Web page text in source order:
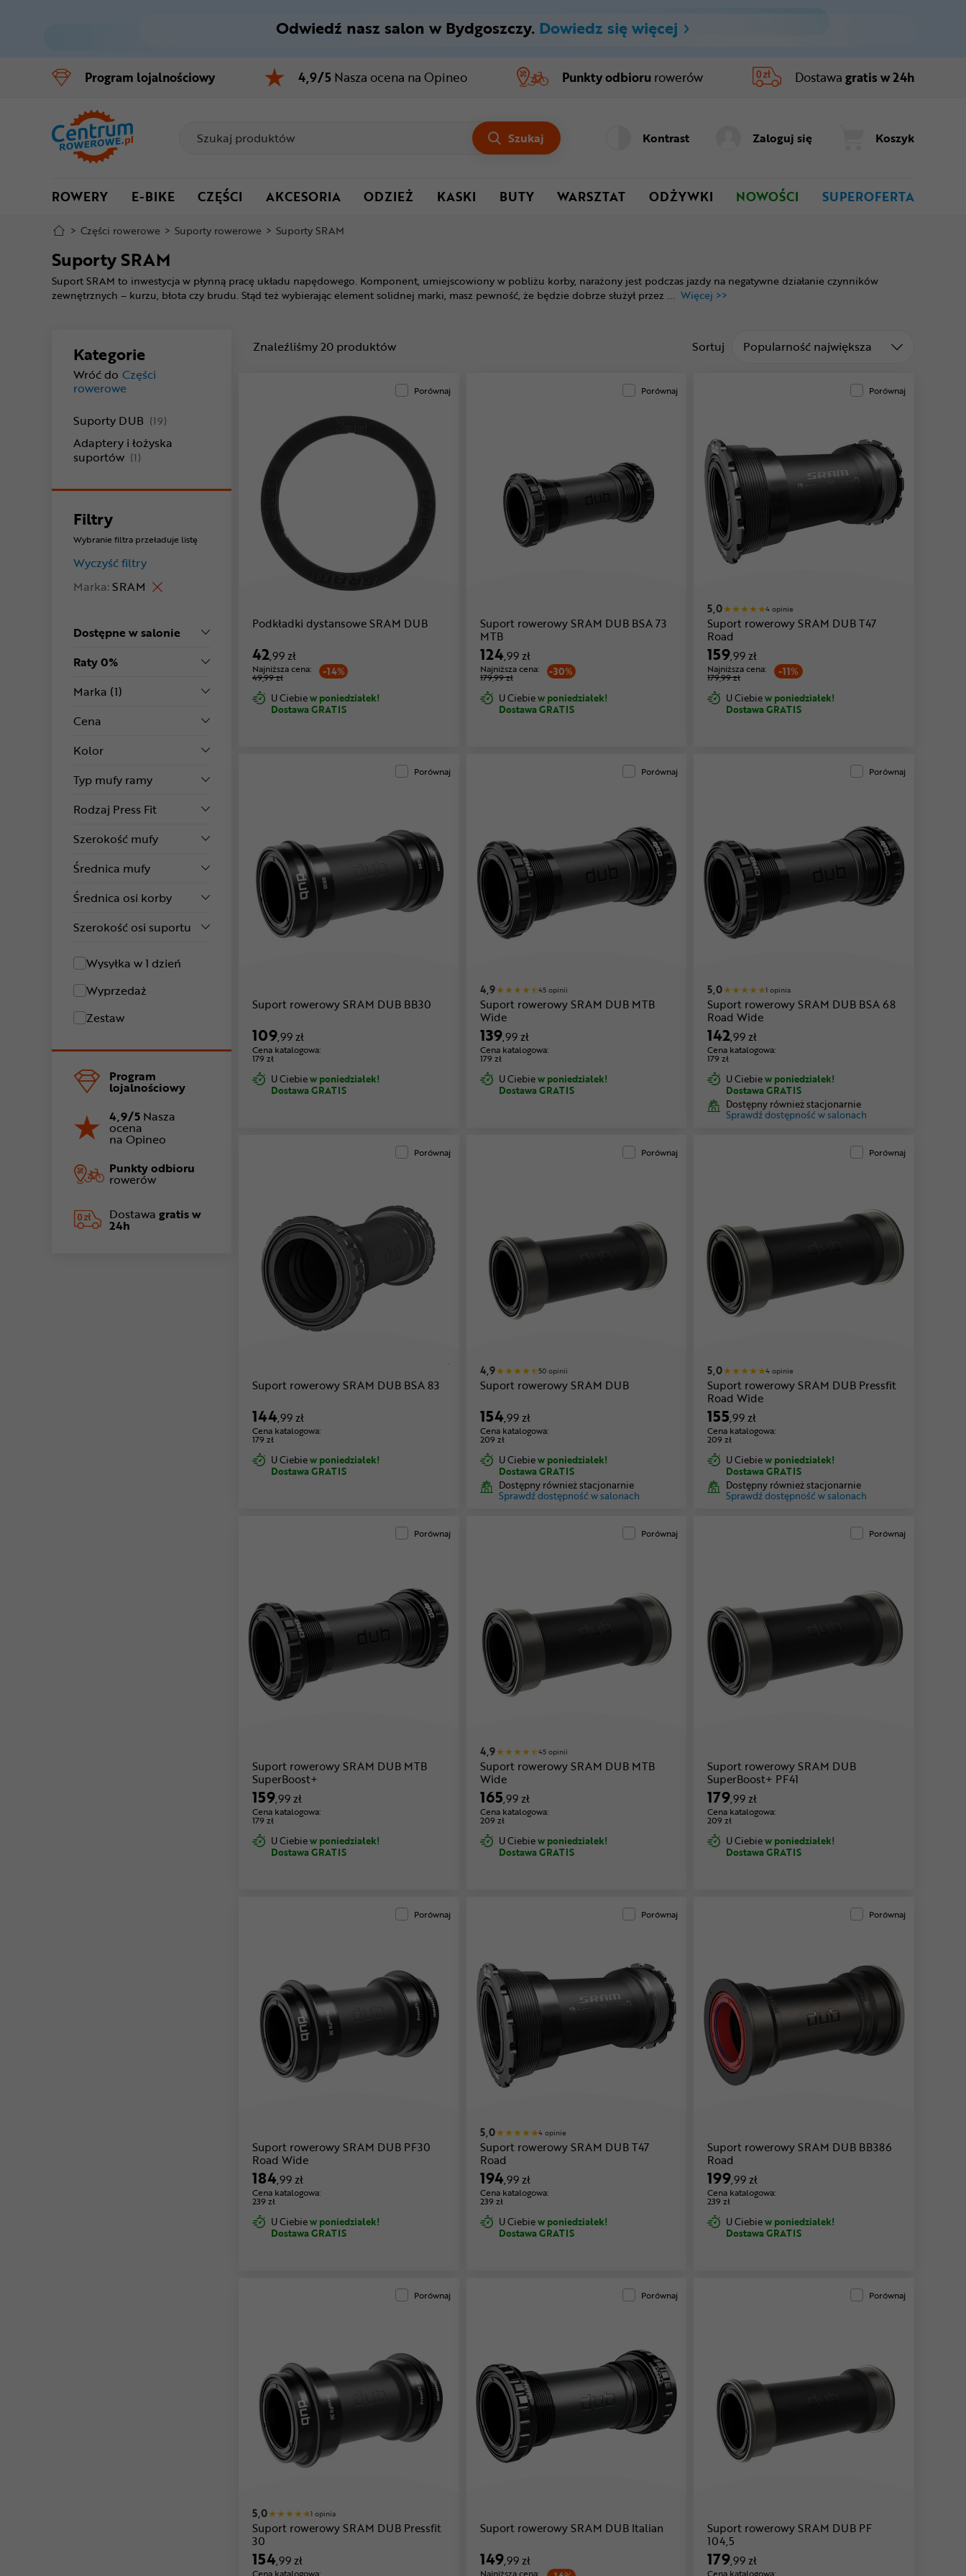
Menu główne
Filtry
Stopka
Odwiedź nasz salon w Bydgoszczy. Dowiedz się więcej
Program lojalnościowy 4,9/5 Nasza ocena na Opineo Punkty odbioru rowerów Dostawa gratis w 24h
Szukaj Kontrast Zaloguj się Koszyk
ROWERY E-BIKE CZĘŚCI AKCESORIA ODZIEŻ KASKI BUTY WARSZTAT ODŻYWKI NOWOŚCI SUPEROFERTA
> Części rowerowe > Suporty rowerowe > Suporty SRAM
Suporty SRAM
Suport SRAM to inwestycja w płynną pracę układu napędowego. Komponent, umiejscowiony w pobliżu korby, narażony jest podczas jazdy na negatywne działanie czynników
zewnętrznych – kurzu, błota czy brudu. Stąd też wybierając element solidnej marki, masz pewność, że będzie dobrze służył przez ... Więcej >>
Kategorie
Wróć do Części
rowerowe
Suporty DUB (19)
Adaptery i łożyska
suportów (1)
Filtry
Wybranie filtra przeładuje listę
Wyczyść filtry
Marka: SRAM
Dostępne w salonie
Raty 0%
Marka (1)
Cena
Kolor
Typ mufy ramy
Rodzaj Press Fit
Szerokość mufy
Średnica mufy
Średnica osi korby
Szerokość osi suportu
Wysyłka w 1 dzień
Wyprzedaż
Zestaw
Program
lojalnościowy
4,9/5 Nasza
ocena
na Opineo
Punkty odbioru
rowerów
Dostawa gratis w
24h
Znaleźliśmy20 produktów Sortuj Sortuj od
Popularność największa
Porównaj
Podkładki dystansowe SRAM DUB
42,99 zł
-14%
Najniższa cena:
49,99 zł
U Ciebiew poniedziałek!
Dostawa GRATIS
Porównaj
Suport rowerowy SRAM DUB BSA 73
MTB
124,99 zł
-30%
Najniższa cena:
179,99 zł
U Ciebiew poniedziałek!
Dostawa GRATIS
Porównaj
5,0 4 opinie
Suport rowerowy SRAM DUB T47
Road
159,99 zł
-11%
Najniższa cena:
179,99 zł
U Ciebiew poniedziałek!
Dostawa GRATIS
Porównaj
Suport rowerowy SRAM DUB BB30
109,99 zł
Cena katalogowa:
179 zł
U Ciebiew poniedziałek!
Dostawa GRATIS
Porównaj
4,9 45 opinii
Suport rowerowy SRAM DUB MTB
Wide
139,99 zł
Cena katalogowa:
179 zł
U Ciebiew poniedziałek!
Dostawa GRATIS
Porównaj
5,0 1 opinia
Suport rowerowy SRAM DUB BSA 68
Road Wide
142,99 zł
Cena katalogowa:
179 zł
U Ciebiew poniedziałek!
Dostawa GRATIS
Dostępny również stacjonarnie
Sprawdź dostępność w salonach
Porównaj
Suport rowerowy SRAM DUB BSA 83
144,99 zł
Cena katalogowa:
179 zł
U Ciebiew poniedziałek!
Dostawa GRATIS
Porównaj
4,9 50 opinii
Suport rowerowy SRAM DUB
154,99 zł
Cena katalogowa:
209 zł
U Ciebiew poniedziałek!
Dostawa GRATIS
Dostępny również stacjonarnie
Sprawdź dostępność w salonach
Porównaj
5,0 4 opinie
Suport rowerowy SRAM DUB Pressfit
Road Wide
155,99 zł
Cena katalogowa:
209 zł
U Ciebiew poniedziałek!
Dostawa GRATIS
Dostępny również stacjonarnie
Sprawdź dostępność w salonach
Porównaj
Suport rowerowy SRAM DUB MTB
SuperBoost+
159,99 zł
Cena katalogowa:
179 zł
U Ciebiew poniedziałek!
Dostawa GRATIS
Porównaj
4,9 45 opinii
Suport rowerowy SRAM DUB MTB
Wide
165,99 zł
Cena katalogowa:
209 zł
U Ciebiew poniedziałek!
Dostawa GRATIS
Porównaj
Suport rowerowy SRAM DUB
SuperBoost+ PF41
179,99 zł
Cena katalogowa:
209 zł
U Ciebiew poniedziałek!
Dostawa GRATIS
Porównaj
Suport rowerowy SRAM DUB PF30
Road Wide
184,99 zł
Cena katalogowa:
239 zł
U Ciebiew poniedziałek!
Dostawa GRATIS
Porównaj
5,0 4 opinie
Suport rowerowy SRAM DUB T47
Road
194,99 zł
Cena katalogowa:
239 zł
U Ciebiew poniedziałek!
Dostawa GRATIS
Porównaj
Suport rowerowy SRAM DUB BB386
Road
199,99 zł
Cena katalogowa:
239 zł
U Ciebiew poniedziałek!
Dostawa GRATIS
Porównaj
5,0 1 opinia
Suport rowerowy SRAM DUB Pressfit
30
154,99 zł
Cena katalogowa:
Porównaj
Suport rowerowy SRAM DUB Italian
149,99 zł
Najniższa cena:
Porównaj
Suport rowerowy SRAM DUB PF
104,5
179,99 zł
Cena katalogowa: